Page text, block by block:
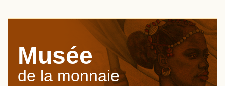
Musée
de la monnaie